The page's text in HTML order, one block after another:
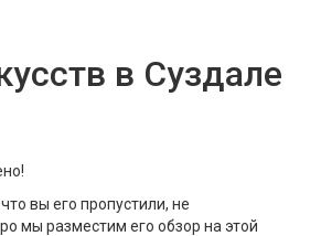
в Суздале
вы его пропустили, не
мы разместим его обзор на этой